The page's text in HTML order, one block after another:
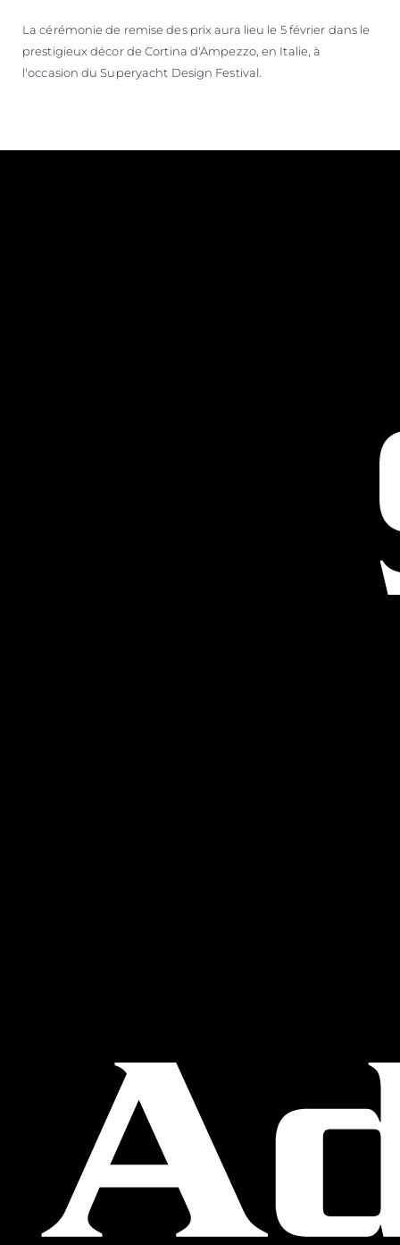
La cérémonie de remise des prix aura lieu le 5 février dans le
prestigieux décor de Cortina d'Ampezzo, en Italie, à
l'occasion du Superyacht Design Festival.